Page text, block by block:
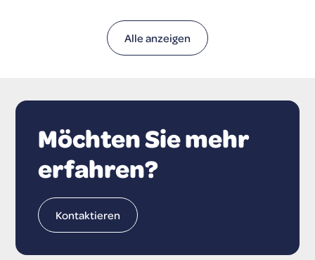
Alle anzeigen
Möchten Sie mehr
erfahren?
Kontaktieren